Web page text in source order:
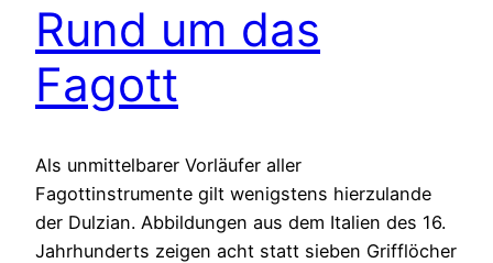
Rund um das
Fagott
Als unmittelbarer Vorläufer aller
Fagottinstrumente gilt wenigstens hierzulande
der Dulzian. Abbildungen aus dem Italien des 16.
Jahrhunderts zeigen acht statt sieben Grifflöcher